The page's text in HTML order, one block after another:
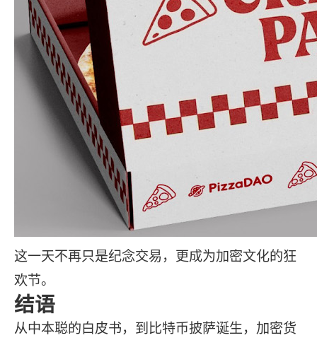
这一天不再只是纪念交易，更成为加密文化的狂
欢节。
结语
从中本聪的白皮书，到比特币披萨诞生，加密货